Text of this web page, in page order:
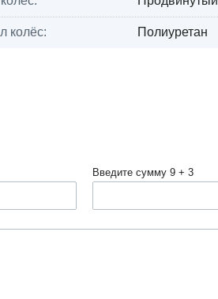
колёс: Полиуретан
Введите сумму 9 + 3